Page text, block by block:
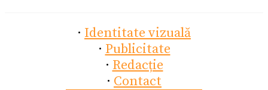
· Identitate vizuală
· Publicitate
· Redacție
· Contact